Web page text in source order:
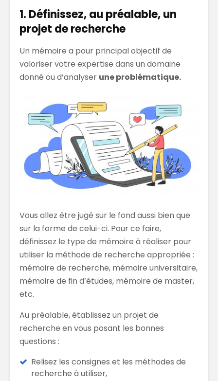
1. Définissez, au préalable, un
projet de recherche
Un mémoire a pour principal objectif de
valoriser votre expertise dans un domaine
donné ou d’analyser une problématique.
Vous allez être jugé sur le fond aussi bien que
sur la forme de celui-ci. Pour ce faire,
définissez le type de mémoire à réaliser pour
utiliser la méthode de recherche appropriée :
mémoire de recherche, mémoire universitaire,
mémoire de fin d’études, mémoire de master,
etc.
Au préalable, établissez un projet de
recherche en vous posant les bonnes
questions :
Relisez les consignes et les méthodes de
recherche à utiliser,